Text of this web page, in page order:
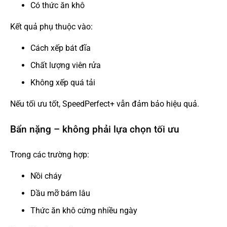
Có thức ăn khô
Kết quả phụ thuộc vào:
Cách xếp bát đĩa
Chất lượng viên rửa
Không xếp quá tải
Nếu tối ưu tốt, SpeedPerfect+ vẫn đảm bảo hiệu quả.
Bẩn nặng – không phải lựa chọn tối ưu
Trong các trường hợp:
Nồi cháy
Dầu mỡ bám lâu
Thức ăn khô cứng nhiều ngày